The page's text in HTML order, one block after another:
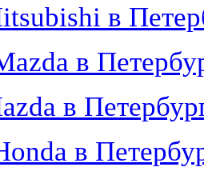
в
в